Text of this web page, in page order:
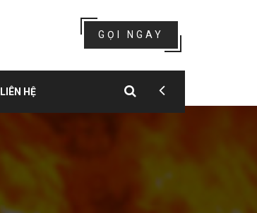
GỌI NGAY
LIÊN HỆ